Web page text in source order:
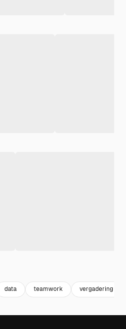
data teamwork vergadering